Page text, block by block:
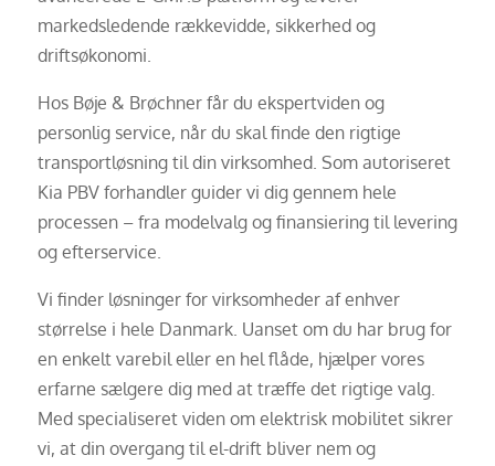
markedsledende rækkevidde, sikkerhed og
driftsøkonomi.
Hos Bøje & Brøchner får du ekspertviden og
personlig service, når du skal finde den rigtige
transportløsning til din virksomhed. Som autoriseret
Kia PBV forhandler guider vi dig gennem hele
processen – fra modelvalg og finansiering til levering
og efterservice.
Vi finder løsninger for virksomheder af enhver
størrelse i hele Danmark. Uanset om du har brug for
en enkelt varebil eller en hel flåde, hjælper vores
erfarne sælgere dig med at træffe det rigtige valg.
Med specialiseret viden om elektrisk mobilitet sikrer
vi, at din overgang til el-drift bliver nem og